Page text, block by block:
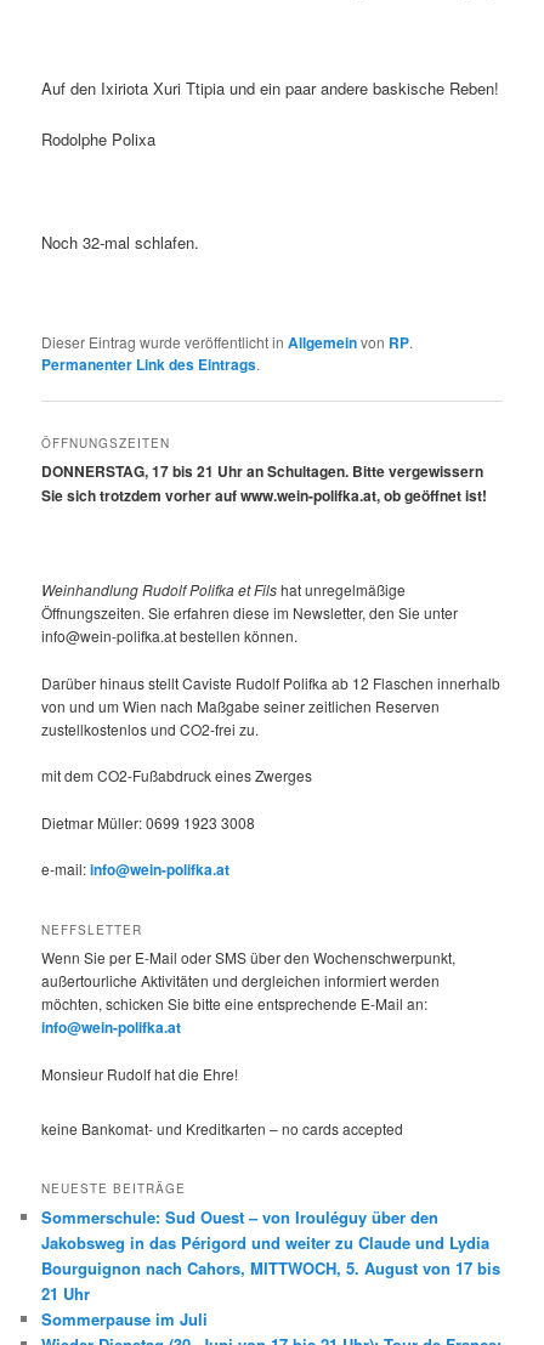
Auf den Ixiriota Xuri Ttipia und ein paar andere baskische Reben!
Rodolphe Polixa
Noch 32-mal schlafen.
Dieser Eintrag wurde veröffentlicht inAllgemeinvon RP.
Permanenter Link des Eintrags.
ÖFFNUNGSZEITEN
DONNERSTAG, 17 bis 21 Uhr an Schultagen. Bitte vergewissern
Sie sich trotzdem vorher auf www.wein-polifka.at, ob geöffnet ist!
Weinhandlung Rudolf Polifka et Filshat unregelmäßige
Öffnungszeiten. Sie erfahren diese im Newsletter, den Sie unter
info@wein-polifka.at bestellen können.
Darüber hinaus stellt Caviste Rudolf Polifka ab 12 Flaschen innerhalb
von und um Wien nach Maßgabe seiner zeitlichen Reserven
zustellkostenlos und CO2-frei zu.
mit dem CO2-Fußabdruck eines Zwerges
Dietmar Müller: 0699 1923 3008
e-mail:info@wein-polifka.at
NEFFSLETTER
Wenn Sie per E-Mail oder SMS über den Wochenschwerpunkt,
außertourliche Aktivitäten und dergleichen informiert werden
möchten, schicken Sie bitte eine entsprechende E-Mail an:
info@wein-polifka.at
Monsieur Rudolf hat die Ehre!
keine Bankomat- und Kreditkarten – no cards accepted
NEUESTE BEITRÄGE
Sommerschule: Sud Ouest – von Irouléguy über den
Jakobsweg in das Périgord und weiter zu Claude und Lydia
Bourguignon nach Cahors, MITTWOCH, 5. August von 17 bis
21 Uhr
Sommerpause im Juli